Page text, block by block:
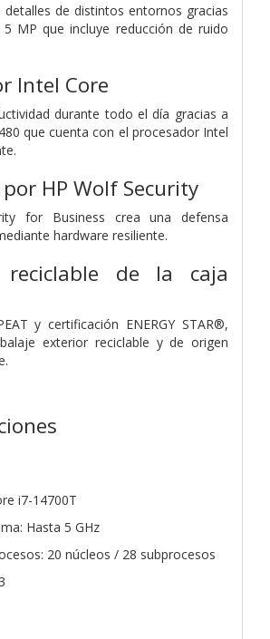
de distintos entornos gracias
MP que incluye reducción de ruido
Intel Core
durante todo el día gracias a
que cuenta con el procesador Intel
HP Wolf Security
for Business crea una defensa
hardware resiliente.
reciclable de la caja
y certificación ENERGY STAR®,
exterior reciclable y de origen
i7-14700T
Hasta 5 GHz
20 núcleos / 28 subprocesos